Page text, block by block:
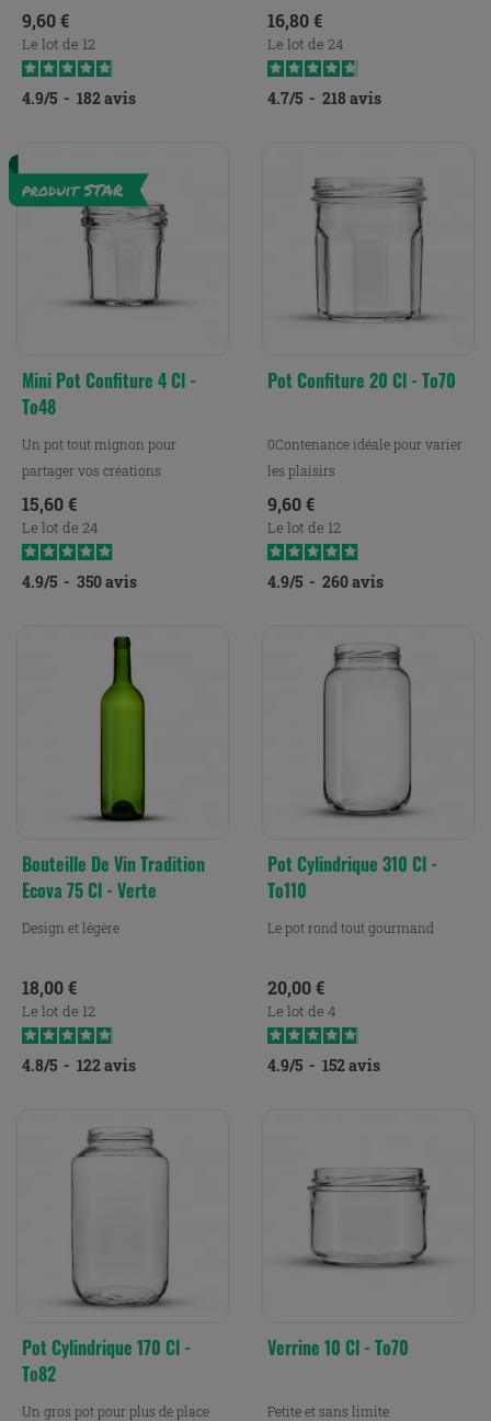
Prix
9,60 €
Le lot de 12
4.9/5 - 182avis
Prix
16,80 €
Le lot de 24
4.7/5 - 218 avis
Mini Pot Confiture 4 Cl -
To48
Un pot tout mignon pour
partager vos créations
Prix
15,60 €
Le lot de 24
4.9/5 - 350avis
Pot Confiture 20 Cl - To70
0Contenance idéale pour varier
les plaisirs
Prix
9,60 €
Le lot de 12
4.9/5 - 260avis
Bouteille De Vin Tradition
Ecova 75 Cl - Verte
Design et légère
Prix
18,00 €
Le lot de 12
4.8/5 - 122avis
Pot Cylindrique 310 Cl -
To110
Le pot rond tout gourmand
Prix
20,00 €
Le lot de 4
4.9/5 - 152avis
Pot Cylindrique 170 Cl -
To82
Un gros pot pour plus de place
Verrine 10 Cl - To70
Petite et sans limite